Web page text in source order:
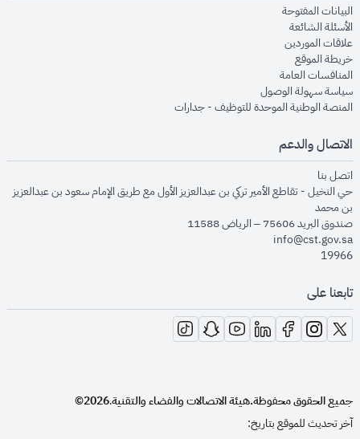
البيانات المفتوحةopens in new window
الأسئلة الشائعةopens in new window
علاقات الموردينopens in new window
خريطة الموقعopens in new window
المنافسات العامةopens in new window
سياسة سهولة الوصولopens in new window
المنصة الوطنية الموحدة للتوظيف - جداراتopens in new window
الاتصال والدعم
اتصل بنا
حي النخيل - تقاطع الأمير تركي بن عبدالعزيز الأول مع طريق الإمام سعود بن عبدالعزيز
بن محمد
صندوق البريد 75606 – الرياض 11588
info@cst.gov.sa
19966
تابعنا على
opens in new window
opens in new window
opens in new window
opens in new window
opens in new window
opens in new window
opens in new window
جميع الحقوق محفوظة.هيئة الاتصالات والفضاء والتقنية.
2026©
آخر تحديث للموقع بتاريخ: